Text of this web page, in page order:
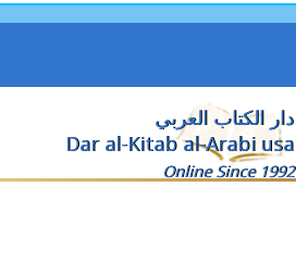
دار الكتاب العربي
Dar al-Kitab al-Arabi usa
Online Since 1992